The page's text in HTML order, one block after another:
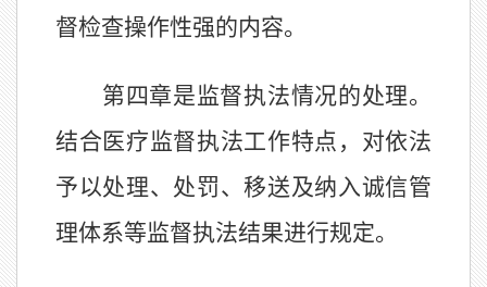
督检查操作性强的内容。
第四章是监督执法情况的处理。
结合医疗监督执法工作特点，对依法
予以处理、处罚、移送及纳入诚信管
理体系等监督执法结果进行规定。